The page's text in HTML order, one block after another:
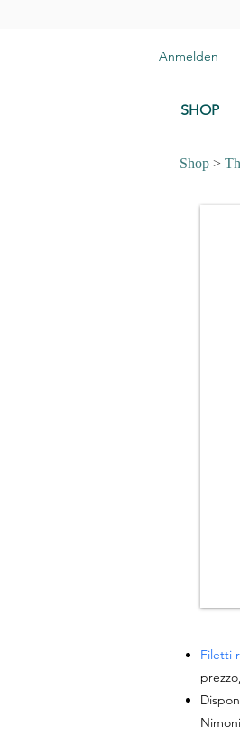
Anmelden
SHOP
Shop >
Filetti